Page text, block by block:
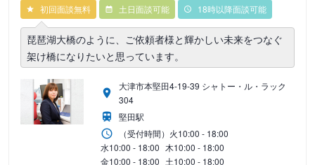
初回面談無料 土日面談可能 18時以降面談可能
琵琶湖大橋のように、ご依頼者様と輝かしい未来をつなぐ
架け橋になりたいと思っています。
大津市本堅田4-19-39 シャトー・ル・ラック
304
堅田駅
（受付時間） 火10:00 - 18:00
水10:00 - 18:00 木10:00 - 18:00
金10:00 - 18:00 土10:00 - 18:00